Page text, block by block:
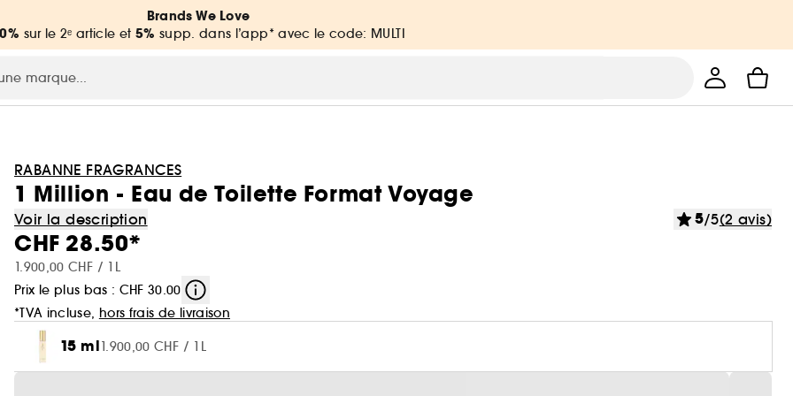
Brands We Love
sur le 2ᵉ article et 5% supp. dans l’app* avec le code: MULTI
RABANNE FRAGRANCES
1 Million - Eau de Toilette Format Voyage
Voir la description 5/5(2 avis)
CHF 28.50*
1.900,00 CHF / 1L
Prix le plus bas : CHF 30.00
*TVA incluse, hors frais de livraison
15 ml1.900,00 CHF / 1L